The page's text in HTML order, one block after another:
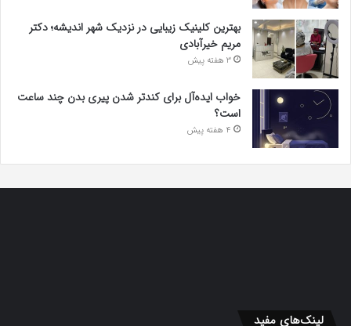
بهترین کلینیک زیبایی در نزدیک شهر اندیشه؛ دکتر
مریم خیرآبادی
3 هفته پیش
خواب ایده‌آل برای کندتر شدن پیری بدن چند ساعت
است؟
4 هفته پیش
لینک‌های مفید